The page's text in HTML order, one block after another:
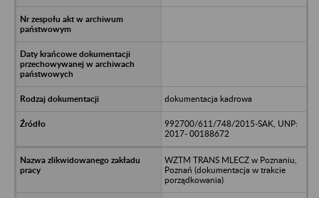
dokumentacja kadrowa
992700/611/748/2015-SAK, UNP:
2017- 00188672
WZTM TRANS MLECZ w Poznaniu,
Poznań (dokumentacja w trakcie
porządkowania)